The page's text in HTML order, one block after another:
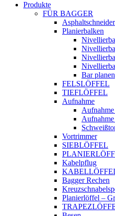
Produkte
FÜR BAGGER
Asphaltschneider
Planierbalken
Bar planen
FELSLÖFFEL
TIEFLÖFFEL
Aufnahme
Aufnahme
Vortrimmer
SIEBLÖFFEL
Kabelpflug
Bagger Rechen
Planierlöffel –